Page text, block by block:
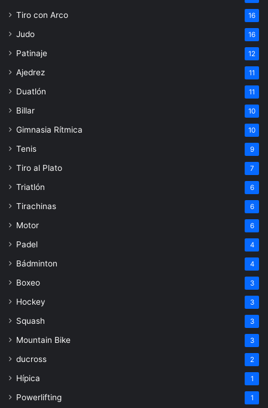
Tiro con Arco 16
Judo 16
Patinaje 12
Ajedrez 11
Duatlón 11
Billar 10
Gimnasia Rítmica 10
Tenis 9
Tiro al Plato 7
Triatlón 6
Tirachinas 6
Motor 6
Padel 4
Bádminton 4
Boxeo 3
Hockey 3
Squash 3
Mountain Bike 3
ducross 2
Hípica 1
Powerlifting 1